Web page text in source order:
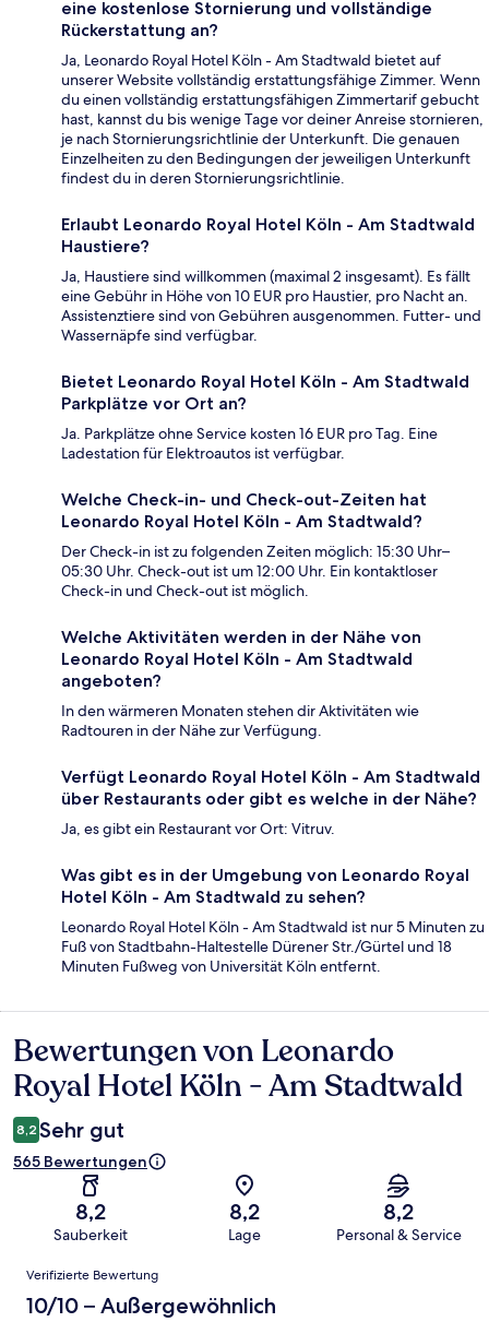
eine kostenlose Stornierung und vollständige
Rückerstattung an?
Ja, Leonardo Royal Hotel Köln - Am Stadtwald bietet auf
unserer Website vollständig erstattungsfähige Zimmer. Wenn
du einen vollständig erstattungsfähigen Zimmertarif gebucht
hast, kannst du bis wenige Tage vor deiner Anreise stornieren,
je nach Stornierungsrichtlinie der Unterkunft. Die genauen
Einzelheiten zu den Bedingungen der jeweiligen Unterkunft
findest du in deren Stornierungsrichtlinie.
Erlaubt Leonardo Royal Hotel Köln - Am Stadtwald
Haustiere?
Ja, Haustiere sind willkommen (maximal 2 insgesamt). Es fällt
eine Gebühr in Höhe von 10 EUR pro Haustier, pro Nacht an.
Assistenztiere sind von Gebühren ausgenommen. Futter- und
Wassernäpfe sind verfügbar.
Bietet Leonardo Royal Hotel Köln - Am Stadtwald
Parkplätze vor Ort an?
Ja. Parkplätze ohne Service kosten 16 EUR pro Tag. Eine
Ladestation für Elektroautos ist verfügbar.
Welche Check-in- und Check-out-Zeiten hat
Leonardo Royal Hotel Köln - Am Stadtwald?
Der Check-in ist zu folgenden Zeiten möglich: 15:30 Uhr–
05:30 Uhr. Check-out ist um 12:00 Uhr. Ein kontaktloser
Check-in und Check-out ist möglich.
Welche Aktivitäten werden in der Nähe von
Leonardo Royal Hotel Köln - Am Stadtwald
angeboten?
In den wärmeren Monaten stehen dir Aktivitäten wie
Radtouren in der Nähe zur Verfügung.
Verfügt Leonardo Royal Hotel Köln - Am Stadtwald
über Restaurants oder gibt es welche in der Nähe?
Ja, es gibt ein Restaurant vor Ort: Vitruv.
Was gibt es in der Umgebung von Leonardo Royal
Hotel Köln - Am Stadtwald zu sehen?
Leonardo Royal Hotel Köln - Am Stadtwald ist nur 5 Minuten zu
Fuß von Stadtbahn-Haltestelle Dürener Str./Gürtel und 18
Minuten Fußweg von Universität Köln entfernt.
Bewertungen
Bewertungen von Leonardo
Royal Hotel Köln - Am Stadtwald
8,2 Sehr gut
565 Bewertungen
8,2
Sauberkeit
8,2
Lage
8,2
Personal & Service
Bewertungen
Verifizierte Bewertung
10/10 – Außergewöhnlich